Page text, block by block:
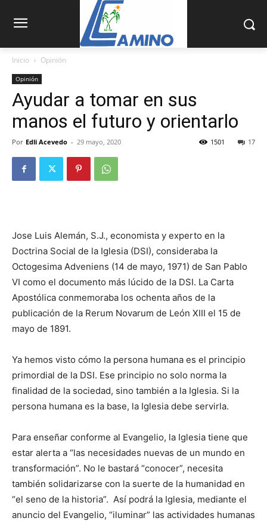
Inicio Opinión
Opinión
Ayudar a tomar en sus
manos el futuro y orientarlo
Por Edli Acevedo - 29 mayo, 2020 17
1501
Jose Luis Alemán, S.J., economista y experto en la
Doctrina Social de la Iglesia (DSI), consideraba la
Octogesima Adveniens (14 de mayo, 1971) de San Pablo
VI como el documento más lúcido de la DSI. La Carta
Apostólica conmemoraba los ochenta años de la
publicación de la Rerum Nova­rum de León XIII el 15 de
mayo de 1891.
Ya hemos visto cómo la persona humana es el principio
primordial de la DSI. Ese principio no solo norma la
finalidad de la sociedad, sino también a la Iglesia. Si la
persona humana es la base, la Iglesia debe servirla.
Para enseñar conforme al Evangelio, la Iglesia tiene que
estar alerta a “las necesidades nuevas de un mundo en
transformación”. No le bastará “conocer”, necesita
también solidarizarse con la suerte de la humanidad en
“el seno de la historia”. Así podrá la Iglesia, mediante el
anuncio del Evangelio, “iluminar” las activida­des humanas